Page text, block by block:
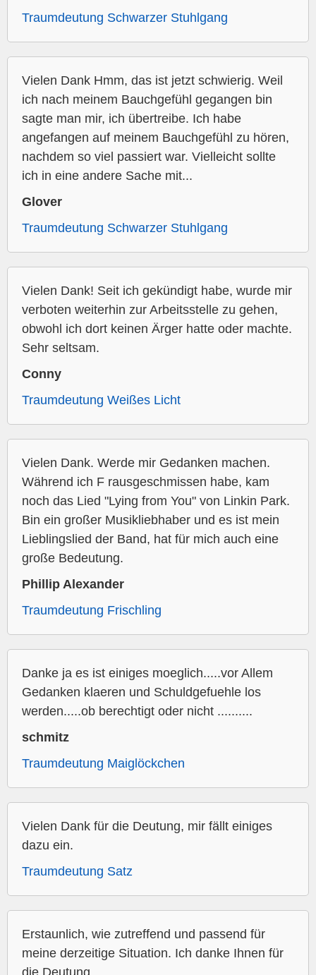
Traumdeutung Schwarzer Stuhlgang
Vielen Dank Hmm, das ist jetzt schwierig. Weil
ich nach meinem Bauchgefühl gegangen bin
sagte man mir, ich übertreibe. Ich habe
angefangen auf meinem Bauchgefühl zu hören,
nachdem so viel passiert war. Vielleicht sollte
ich in eine andere Sache mit...
Glover
Traumdeutung Schwarzer Stuhlgang
Vielen Dank! Seit ich gekündigt habe, wurde mir
verboten weiterhin zur Arbeitsstelle zu gehen,
obwohl ich dort keinen Ärger hatte oder machte.
Sehr seltsam.
Conny
Traumdeutung Weißes Licht
Vielen Dank. Werde mir Gedanken machen.
Während ich F rausgeschmissen habe, kam
noch das Lied "Lying from You" von Linkin Park.
Bin ein großer Musikliebhaber und es ist mein
Lieblingslied der Band, hat für mich auch eine
große Bedeutung.
Phillip Alexander
Traumdeutung Frischling
Danke ja es ist einiges moeglich.....vor Allem
Gedanken klaeren und Schuldgefuehle los
werden.....ob berechtigt oder nicht ..........
schmitz
Traumdeutung Maiglöckchen
Vielen Dank für die Deutung, mir fällt einiges
dazu ein.
Traumdeutung Satz
Erstaunlich, wie zutreffend und passend für
meine derzeitige Situation. Ich danke Ihnen für